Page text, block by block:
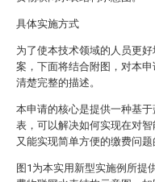
具体实施方式
为了使本技术领域的人员更
案，下面将结合附图，对本
清楚完整的描述。
本申请的核心是提供一种基
表，可以解决如何实现在对
又能实现简单方便的缴费问题
图1为本实用新型实施例所提